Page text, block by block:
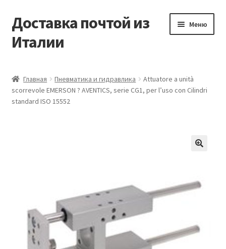
Перейти
к
навигации
Перейти
к
содержимому
Доставка почтой из
Италии
Меню
Контакты
Главная Пневматика и гидравлика
Attuatore a unità
scorrevole EMERSON ? AVENTICS, serie CG1, per l’uso con Cilindri
standard ISO 15552